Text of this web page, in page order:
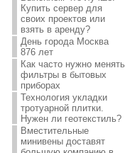
Купить сервер для
своих проектов или
взять в аренду?
День города Москва
876 лет
Как часто нужно менять
фильтры в бытовых
приборах
Технология укладки
тротуарной плитки.
Нужен ли геотекстиль?
Вместительные
минивены доставят